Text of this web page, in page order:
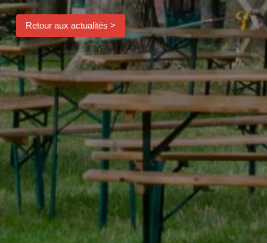
Retour aux actualités >